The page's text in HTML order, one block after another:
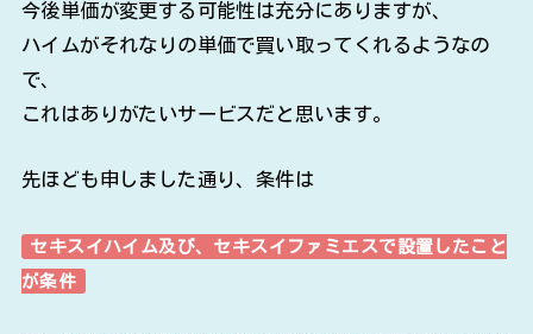
今後単価が変更する可能性は充分にありますが、
ハイムがそれなりの単価で買い取ってくれるようなの
で、
これはありがたいサービスだと思います。
先ほども申しました通り、条件は
セキスイハイム及び、セキスイファミエスで設置したこと
が条件